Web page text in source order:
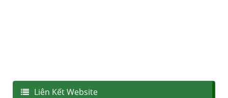
Liên Kết Website